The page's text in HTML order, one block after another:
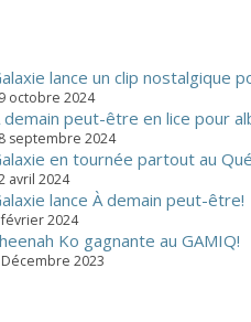
lance un clip nostalgique
octobre 2024
demain peut-être en lice pour
septembre 2024
en tournée partout au
avril 2024
lance À demain peut-être!
2024
Ko gagnante au GAMIQ!
2023